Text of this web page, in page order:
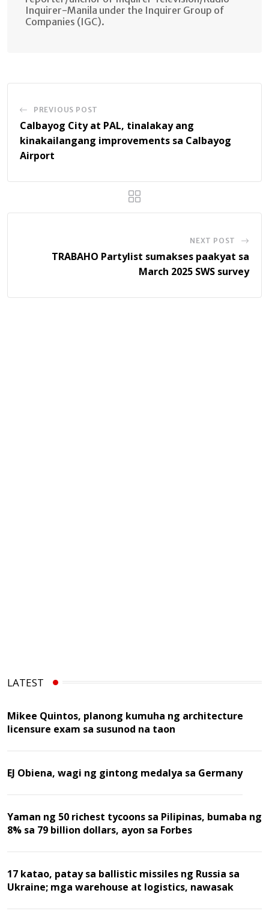
Inquirer-Manila under the Inquirer Group of
Companies (IGC).
PREVIOUS POST
Calbayog City at PAL, tinalakay ang
kinakailangang improvements sa Calbayog
Airport
NEXT POST
TRABAHO Partylist sumakses paakyat sa
March 2025 SWS survey
LATEST
Mikee Quintos, planong kumuha ng architecture
licensure exam sa susunod na taon
EJ Obiena, wagi ng gintong medalya sa Germany
Yaman ng 50 richest tycoons sa Pilipinas, bumaba ng
8% sa 79 billion dollars, ayon sa Forbes
17 katao, patay sa ballistic missiles ng Russia sa
Ukraine; mga warehouse at logistics, nawasak